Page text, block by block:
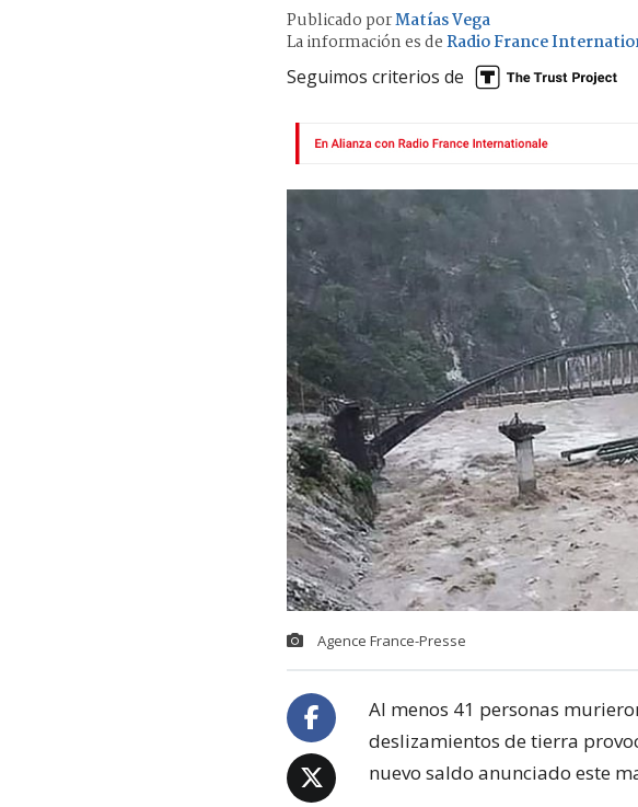
Publicado porMatías Vega
La información es deRadio France
Seguimos criterios de
Agence France-Presse
Al menos 41 personas
deslizamientos de tierra
nuevo saldo anunciado este